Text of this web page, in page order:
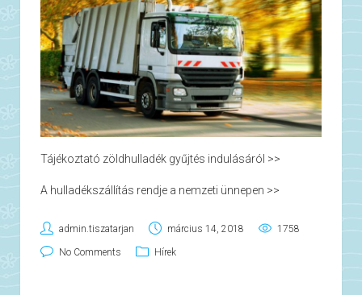
Tájékoztató zöldhulladék gyűjtés indulásáról >>
A hulladékszállítás rendje a nemzeti ünnepen >>
admin.tiszatarjan március 14, 2018 1758
No Comments Hírek